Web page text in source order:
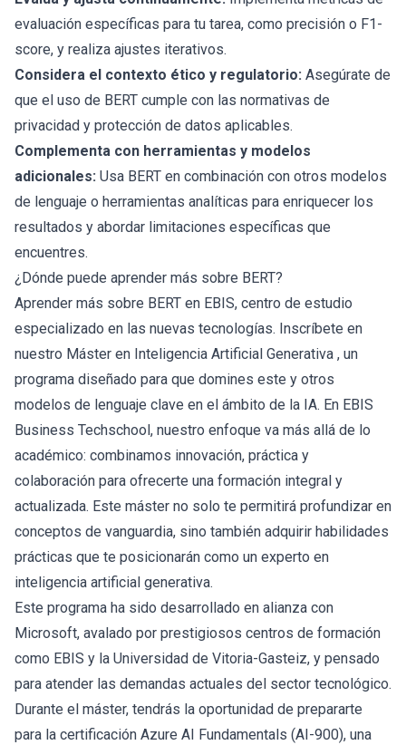
evaluación específicas para tu tarea, como precisión o F1-
score, y realiza ajustes iterativos.
Considera el contexto ético y regulatorio: Asegúrate de
que el uso de BERT cumple con las normativas de
privacidad y protección de datos aplicables.
Complementa con herramientas y modelos
adicionales: Usa BERT en combinación con otros modelos
de lenguaje o herramientas analíticas para enriquecer los
resultados y abordar limitaciones específicas que
encuentres.
¿Dónde puede aprender más sobre BERT?
Aprender más sobre BERT en EBIS, centro de estudio
especializado en las nuevas tecnologías. Inscríbete en
nuestro Máster en Inteligencia Artificial Generativa , un
programa diseñado para que domines este y otros
modelos de lenguaje clave en el ámbito de la IA. En EBIS
Business Techschool, nuestro enfoque va más allá de lo
académico: combinamos innovación, práctica y
colaboración para ofrecerte una formación integral y
actualizada. Este máster no solo te permitirá profundizar en
conceptos de vanguardia, sino también adquirir habilidades
prácticas que te posicionarán como un experto en
inteligencia artificial generativa.
Este programa ha sido desarrollado en alianza con
Microsoft, avalado por prestigiosos centros de formación
como EBIS y la Universidad de Vitoria-Gasteiz, y pensado
para atender las demandas actuales del sector tecnológico.
Durante el máster, tendrás la oportunidad de prepararte
para la certificación Azure AI Fundamentals (AI-900), una